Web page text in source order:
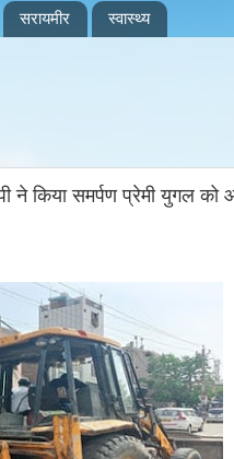
सरायमीर स्वास्थ्य
ने किया समर्पण प्रेमी युगल को